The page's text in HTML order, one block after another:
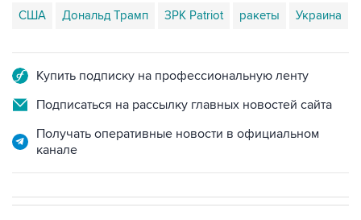
США Дональд Трамп ЗРК Patriot ракеты Украина
Купить подписку на профессиональную ленту
Подписаться на рассылку главных новостей сайта
Получать оперативные новости в официальном
канале